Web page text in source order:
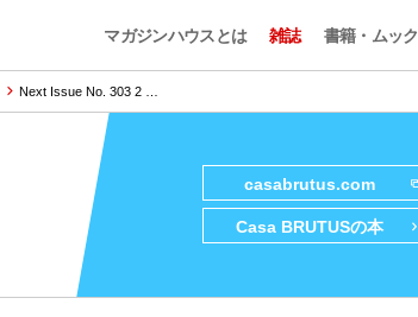
マガジンハウスとは 雑誌 書籍・ムック
Next Issue No. 303 2 …
casabrutus.com
Casa BRUTUSの本